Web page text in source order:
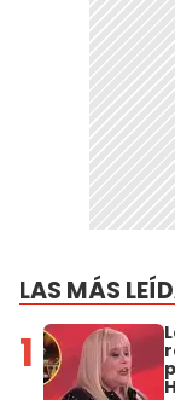
LAS MÁS
1